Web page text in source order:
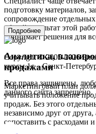
подготовку материалов,
сопровождение
общий результат этой
принимает решения для
Аналитика,
продажами
Маркетинговый план
учитывать положение
продаж. Без этого
независимо друг от
сопоставить с расходами
Подробнее
Copyright © 2005-2026
курсы 1с – Санкт-
Все права защищены,
данного сайта запрещено.